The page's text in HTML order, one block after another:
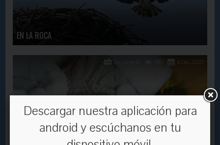
EN LA ROCA
6 Dec, 2022
En Contacto
Descargar nuestra aplicación para
android y escúchanos en tu